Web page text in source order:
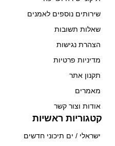
שירותים נוספים לאמנים
שאלות תשובות
הצהרת נגישות
מדיניות פרטיות
תקנון אתר
מאמרים
אודות וצור קשר
קטגוריות ראשיות
ישראלי / ים תיכוני חדשים